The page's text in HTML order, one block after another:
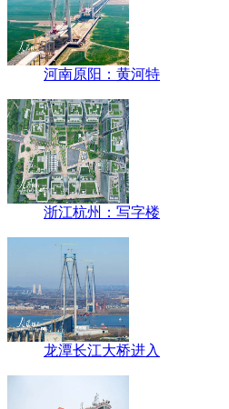
河南原阳：黄河特
浙江杭州：写字楼
龙潭长江大桥进入